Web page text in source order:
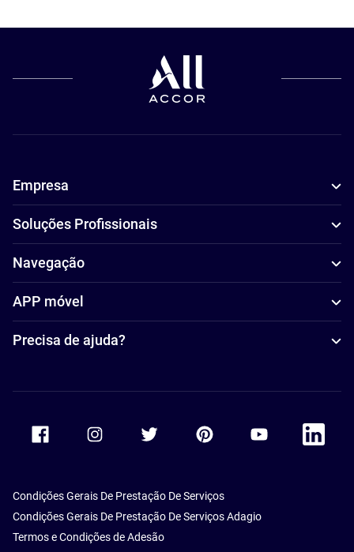
Empresa
Soluções Profissionais
Navegação
APP móvel
Precisa de ajuda?
Accor Facebook Accor TwitterAccor PinterestAccor Youtube
Accor
Condições Gerais De Prestação De Serviços
Condições Gerais De Prestação De Serviços Adagio
Termos e Condições de Adesão